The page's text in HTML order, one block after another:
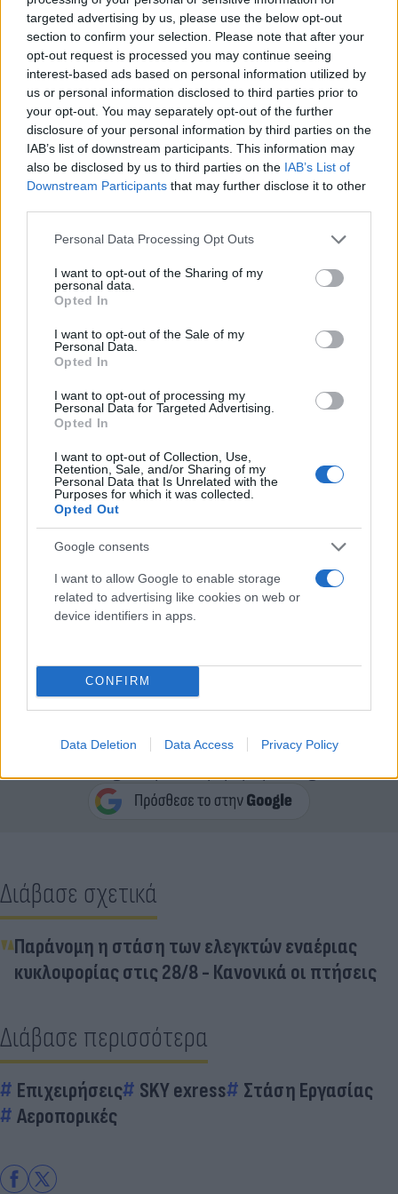
targeted advertising by us, please use the below opt-out
section to confirm your selection. Please note that after your
opt-out request is processed you may continue seeing
interest-based ads based on personal information utilized by
us or personal information disclosed to third parties prior to
your opt-out. You may separately opt-out of the further
disclosure of your personal information by third parties on the
IAB’s list of downstream participants. This information may
also be disclosed by us to third parties on the IAB’s List of
Downstream Participants that may further disclose it to other
Please note that this website/app uses one or more Google
not limited to your visit or usage behaviour. You may click to
grant or deny consent to Google and its third-party tags to
use your data for below specified purposes in below Google
consent section.
Personal Data Processing Opt Outs
I want to opt-out of the Sharing of my
personal data.
Opted In
I want to opt-out of the Sale of my
Personal Data.
Opted In
I want to opt-out of processing my
Personal Data for Targeted Advertising.
Opted In
I want to opt-out of Collection, Use,
Retention, Sale, and/or Sharing of my
Personal Data that Is Unrelated with the
Purposes for which it was collected.
Opted Out
Google consents
I want to allow Google to enable storage
related to advertising like cookies on web or
device identifiers in apps.
CONFIRM
Data Deletion Data Access Privacy Policy
Σε αυτή την περίπτωση, θα υπάρξει αντίστοιχη
επιβάτες που επηρεάζονται θα λάβουν email με τη
νέα ώρα αναχώρησης".
Κάνε κλικ και δες περισσότερο
Flash.grστην αναζήτηση τηςGoogle
Διάβασε σχετικά
Παράνομη η στάση των ελεγκτών εναέριας
κυκλοφορίας στις 28/8 - Κανονικά οι πτήσεις
Διάβασε περισσότερα
Επιχειρήσεις SKY exress
Στάση Εργασίας
Αεροπορικές